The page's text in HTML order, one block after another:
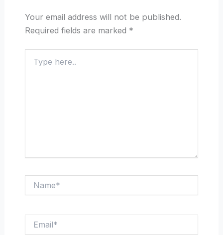
Your email address will not be published.
Required fields are marked *
here..